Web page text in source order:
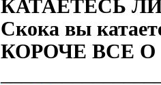
КАТАЕТЕСЬ
Скока вы
КОРОЧЕ ВСЕ О